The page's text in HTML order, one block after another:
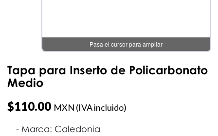
Pasa el cursor para ampliar
Tapa para Inserto de Policarbonato
Medio
$110.00 MXN (IVA incluido)
Marca: Caledonia